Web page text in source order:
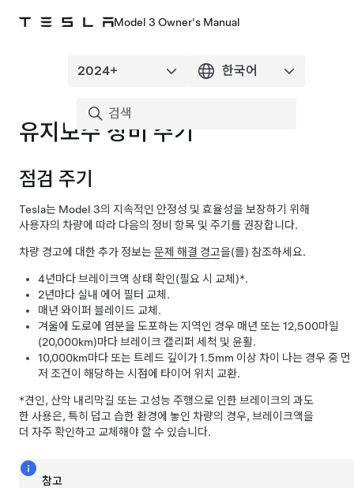
Model 3 Owner's Manual
유지보수 정비 주기
점검 주기
Tesla는 Model 3의 지속적인 안정성 및 효율성을 보장하기 위해
사용자의 차량에 따라 다음의 정비 항목 및 주기를 권장합니다.
차량 경고에 대한 추가 정보는문제 해결 경고을(를) 참조하세요.
4년마다 브레이크액 상태 확인(필요 시 교체)*.
2년마다 실내 에어 필터 교체.
매년 와이퍼 블레이드 교체.
겨울에 도로에 염분을 도포하는 지역인 경우 매년 또는 12,500마일
(20,000km)마다 브레이크 캘리퍼 세척 및 윤활.
10,000km마다 또는 트레드 깊이가1.5mm 이상 차이 나는 경우 중 먼
저 조건이 해당하는 시점에 타이어 위치 교환.
*견인, 산악 내리막길 또는 고성능 주행으로 인한 브레이크의 과도
한 사용은, 특히 덥고 습한 환경에 놓인 차량의 경우, 브레이크액을
더 자주 확인하고 교체해야 할 수 있습니다.
참고